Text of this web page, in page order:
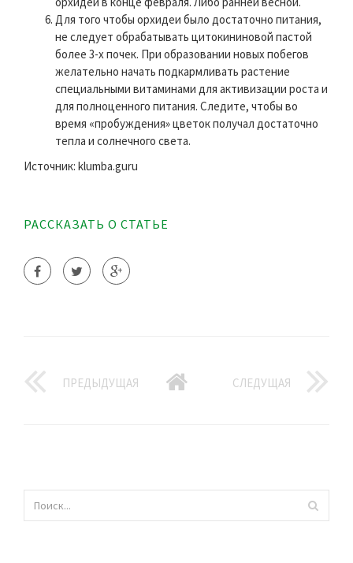
Для того чтобы орхидеи было достаточно питания,
не следует обрабатывать цитокининовой пастой
более 3-х почек. При образовании новых побегов
желательно начать подкармливать растение
специальными витаминами для активизации роста и
для полноценного питания. Следите, чтобы во
время «пробуждения» цветок получал достаточно
тепла и солнечного света.
Источник: klumba.guru
РАССКАЗАТЬ О СТАТЬЕ
ПРЕДЫДУЩАЯ СЛЕДУЩАЯ